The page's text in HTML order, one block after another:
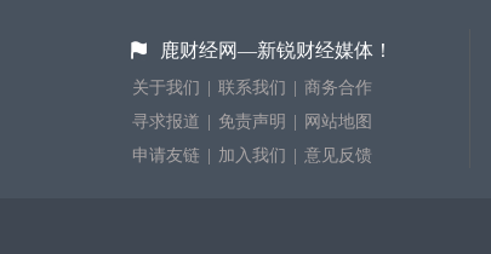
鹿财经网—新锐财经媒体！
关于我们 联系我们
商务合作
寻求报道
免责声明
网站地图
申请友链
加入我们 意见反馈